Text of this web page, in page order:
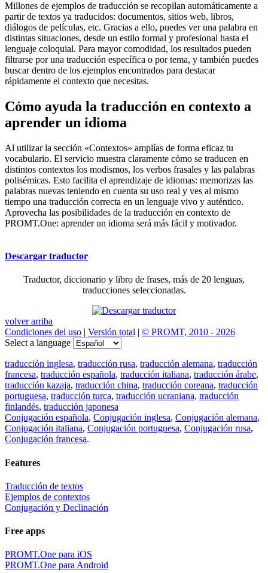
Millones de ejemplos de traducción se recopilan automáticamente a
partir de textos ya traducidos: documentos, sitios web, libros,
diálogos de películas, etc. Gracias a ello, puedes ver una palabra en
distintas situaciones, desde un estilo formal y profesional hasta el
lenguaje coloquial. Para mayor comodidad, los resultados pueden
filtrarse por una traducción específica o por tema, y también puedes
buscar dentro de los ejemplos encontrados para destacar
rápidamente el contexto que necesitas.
Cómo ayuda la traducción en contexto a
aprender un idioma
Al utilizar la sección «Contextos» amplías de forma eficaz tu
vocabulario. El servicio muestra claramente cómo se traducen en
distintos contextos los modismos, los verbos frasales y las palabras
polisémicas. Esto facilita el aprendizaje de idiomas: memorizas las
palabras nuevas teniendo en cuenta su uso real y ves al mismo
tiempo una traducción correcta en un lenguaje vivo y auténtico.
Aprovecha las posibilidades de la traducción en contexto de
PROMT.One: aprender un idioma será más fácil y motivador.
Descargar traductor
Traductor, diccionario y libro de frases, más de 20 lenguas,
traducciones seleccionadas.
volver arriba
Condiciones del uso | Versión total | © PROMT, 2010 - 2026
Select a language
traducción inglesa, traducción rusa, traducción alemana, traducción
francesa, traducción española, traducción italiana, traducción árabe,
traducción kazaja, traducción china, traducción coreana, traducción
portuguesa, traducción turca, traducción ucraniana, traducción
finlandés, traducción japonesa
Conjugación española, Conjugación inglesa, Conjugación alemana,
Conjugación italiana, Conjugación portuguesa, Conjugación rusa,
Conjugación francesa.
Features
Traducción de textos
Ejemplos de contextos
Conjugación y Declinación
Free apps
PROMT.One para iOS
PROMT.One para Android